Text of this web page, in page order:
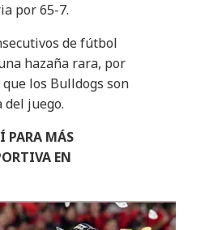
por 65-7.
de fútbol
hazaña rara, por
los Bulldogs son
del juego.
PARA MÁS
EN